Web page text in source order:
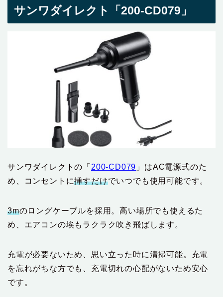
サンワダイレクト「200-CD079」
サンワダイレクトの「 200-CD079 」はAC電源式のた
め、コンセントに挿すだけでいつでも使用可能です。
3mのロングケーブルを採用。高い場所でも使えるた
め、エアコンの埃もラクラク吹き飛ばします。
充電が必要ないため、思い立った時に清掃可能。充電
を忘れがちな方でも、充電切れの心配がないため安心
です。